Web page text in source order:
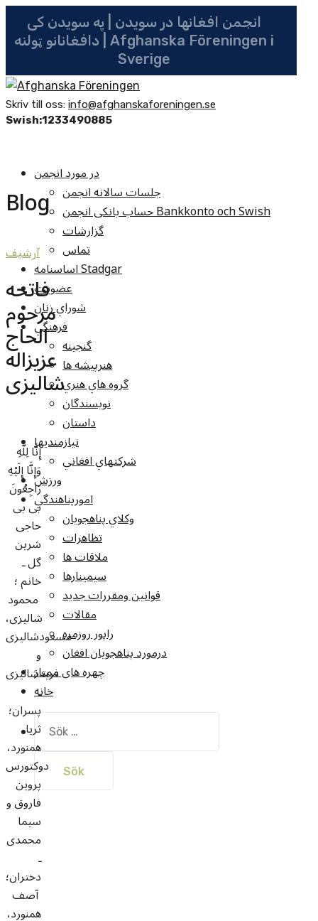
انجمن افغانها در سویدن | په سویدن کی
دافغانانو ټولنه | Afghanska Föreningen i
Sverige
Skriv till oss: info@afghanskaforeningen.se
Swish:1233490885
در مورد انجمن
جلسات سالانه انجمن
حساب بانکی انجمن Bankkonto och Swish
گزارشات
تماس
اساسنامه Stadgar
عضویت
شوراي زنان
فرهنگي
گنجينه
هنرپيشه ها
گروه هاي هنري
نويسندگان
داستان
نيازمنديها
شرکتهاي افغاني
ورزش
امورپناهندگي
وکلاي پناهجويان
تظاهرات
ملاقات ها
سيمينارها
قوانين ومقررات جديد
مقالات
راپور روزمره
درمورد پناهجويان افغان
چهره های ممتاز
خانه
Sök
efter:
Blog
آرشيف
فاتحه
مرحوم
الحاج
عزیزاله
شالیزی
إِنَّا لِلَّهِ
وَإِنَّا إِلَيْهِ
رَاجِعُونَ
بى بى
حاجى
شرين
گل ـ
خانم ؛
محمود
شاليزى،
مسعودشاليزى
و
فريدشاليزى
ـ
پسران؛
ثريا
همنورد،
دوكتورس
پروين
فاروق و
سيما
محمدى
ـ
دختران؛
آصف
همنورد،